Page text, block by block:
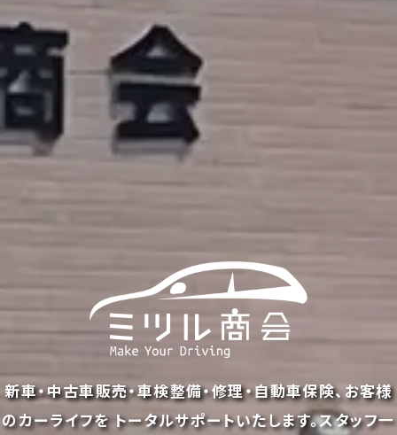
新車・中古車販売・車検整備・修理・自動車保険、お客様
のカーライフをトータルサポートいたします。スタッフ一